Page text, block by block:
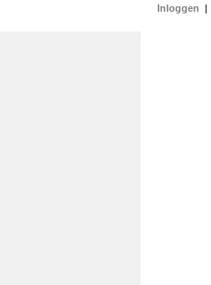
Inloggen |